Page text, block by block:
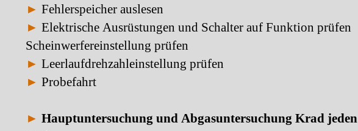
► Fehlerspeicher auslesen
► Elektrische Ausrüstungen und Schalter auf Funktion prüfen
Scheinwerfereinstellung prüfen
► Leerlaufdrehzahleinstellung prüfen
► Probefahrt
► Hauptuntersuchung und Abgasuntersuchung Krad jeden